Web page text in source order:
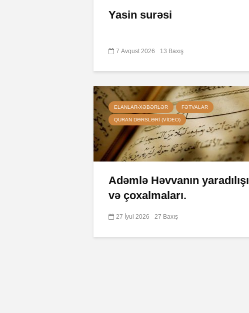
Yasin surəsi
7 Avqust 2026 13 Baxış
ELANLAR-XƏBƏRLƏR FƏTVALAR
QURAN DƏRSLƏRI (VIDEO)
Adəmlə Həvvanın yaradılışı
və çoxalmaları.
27 İyul 2026 27 Baxış